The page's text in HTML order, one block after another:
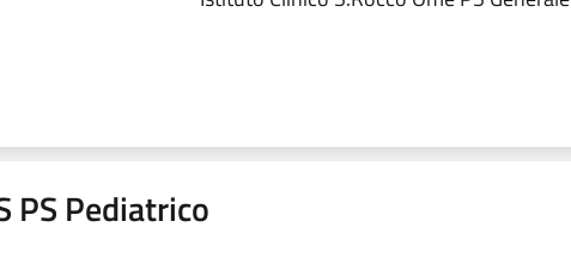
PS Pediatrico